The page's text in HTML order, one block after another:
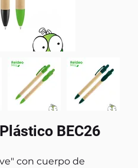
BEC26
con cuerpo de